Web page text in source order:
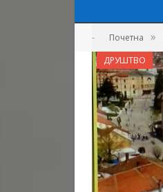
- Почетна »
ДРУШТВО